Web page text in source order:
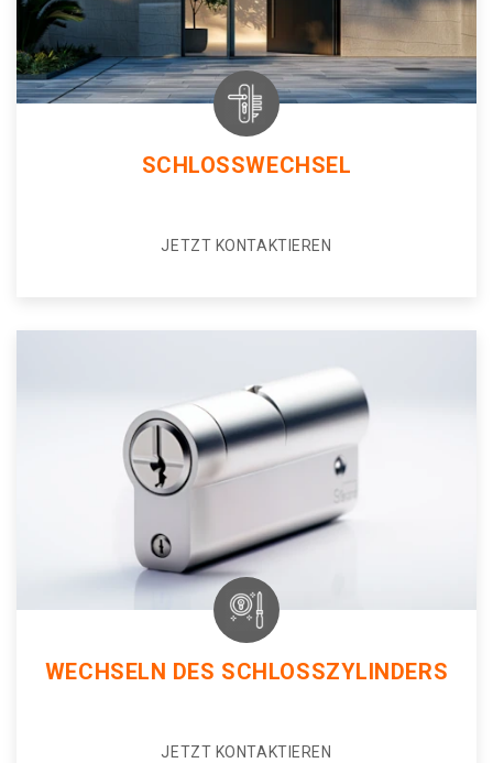
SCHLOSSWECHSEL
JETZT KONTAKTIEREN
WECHSELN DES SCHLOSSZYLINDERS
JETZT KONTAKTIEREN